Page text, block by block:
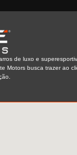
de luxo e
Motors busca trazer ao